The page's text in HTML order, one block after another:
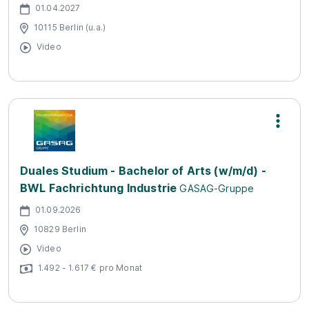
01.04.2027
10115 Berlin (u.a.)
Video
Duales Studium - Bachelor of Arts (w/m/d) -
BWL Fachrichtung Industrie GASAG-Gruppe
01.09.2026
10829 Berlin
Video
1.492 - 1.617 € pro Monat